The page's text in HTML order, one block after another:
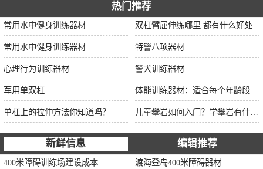
热门推荐
常用水中健身训练器材 双杠臂屈伸练哪里 都有什么好处
常用水中健身训练器材 特警八项器材
心理行为训练器材 警犬训练器材
军用单双杠
单杠上的拉伸方法你知道吗？
新鲜信息 编辑推荐
400米障碍训练场建设成本 渡海登岛400米障碍器材